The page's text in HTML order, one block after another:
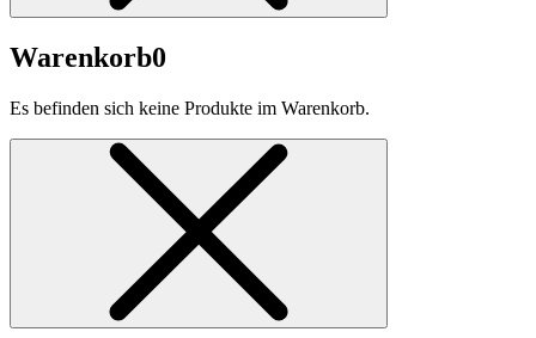
Warenkorb0
Es befinden sich keine Produkte im Warenkorb.